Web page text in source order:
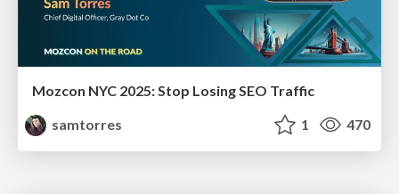
Mozcon NYC 2025: Stop Losing SEO Traffic
samtorres
1 470